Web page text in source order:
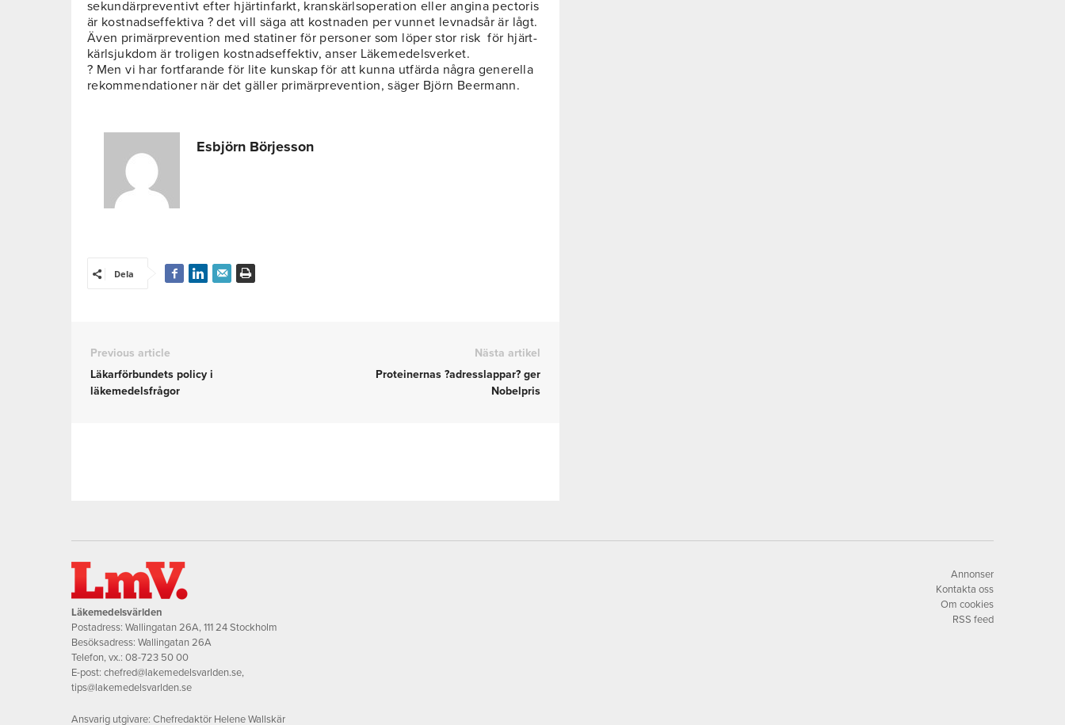
sekundärpreventivt efter hjärtinfarkt, kranskärlsoperation eller angina pectoris
är kostnadseffektiva ? det vill säga att kostnaden per vunnet levnadsår är lågt.
Även primärprevention med statiner för personer som löper stor risk för hjärt-
kärlsjukdom är troligen kostnadseffektiv, anser Läkemedelsverket.
? Men vi har fortfarande för lite kunskap för att kunna utfärda några generella
rekommendationer när det gäller primärprevention, säger Björn Beermann.
Esbjörn Börjesson
Dela
Previous article
Läkarförbundets policy i
läkemedelsfrågor
Nästa artikel
Proteinernas ?adresslappar? ger
Nobelpris
Läkemedelsvärlden
Postadress: Wallingatan 26A, 111 24 Stockholm
Besöksadress: Wallingatan 26A
Telefon, vx.: 08-723 50 00
E-post: chefred@lakemedelsvarlden.se,
tips@lakemedelsvarlden.se
Ansvarig utgivare: Chefredaktör Helene Wallskär
Annonser
Kontakta oss
Om cookies
RSS feed